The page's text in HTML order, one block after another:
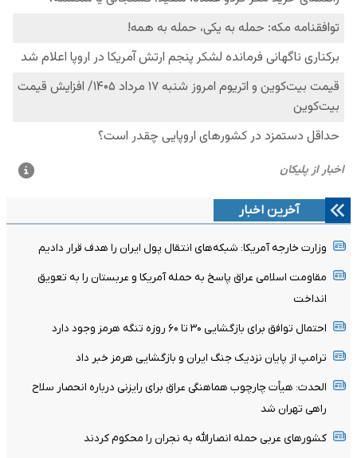
آخرین اخبار
وزارت خارجه آمریکا: شبکه‌های انتقال پول ایران را هدف قرار دادیم
مقاومت اسلامی عراق پاسخ به حمله آمریکا و عربستان را به تعویق
انداخت
احتمال توافق برای بازگشایی ۳۰ تا ۶۰ روزه تنگه هرمز وجود دارد
ترامپ از پایان نزدیک جنگ ایران و بازگشایی هرمز خبر داد
الحدث: هیأت چارچوب هماهنگی عراق برای رایزنی درباره انحصار سلاح
راهی تهران شد
کشورهای عربی حمله انصارالله به نجران را محکوم کردند